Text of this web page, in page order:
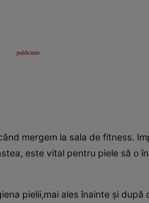
mergem la sala de fitness.
este vital pentru piele să o
pielii,mai ales înainte şi